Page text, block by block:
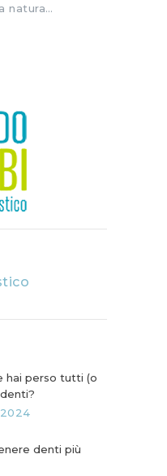
natura…
hai perso tutti (o
denti più